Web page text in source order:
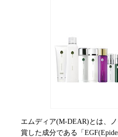
エムディア(M-DEAR)とは、
賞した成分である「